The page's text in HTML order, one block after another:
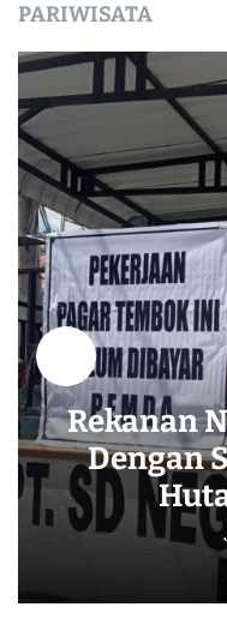
PARIWISATA
Rekanan
Dengan